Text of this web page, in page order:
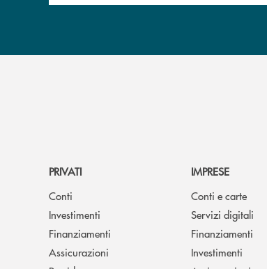
PRIVATI
Conti
Investimenti
Finanziamenti
Assicurazioni
IMPRESE
Conti e carte
Servizi digitali
Finanziamenti
Investimenti